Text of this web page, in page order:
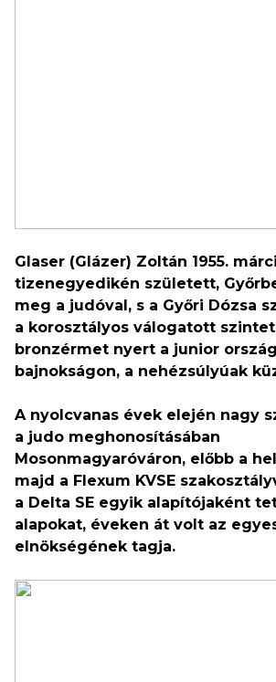
Glaser (Glázer) Zoltán 1955.
tizenegyedikén született,
meg a judóval, s a Győri Dózsa
a korosztályos válogatott
bronzérmet nyert a junior
bajnokságon, a nehézsúlyúak
A nyolcvanas évek elején nagy
a judo meghonosításában
Mosonmagyaróváron, előbb a
majd a Flexum KVSE
a Delta SE egyik alapítójaként
alapokat, éveken át volt az
elnökségének tagja.